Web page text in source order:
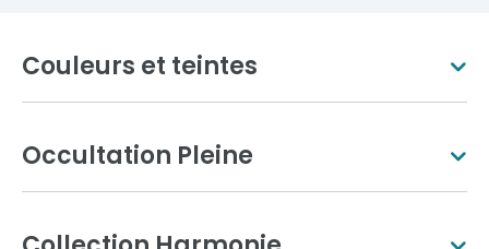
Couleurs et teintes
Occultation Pleine